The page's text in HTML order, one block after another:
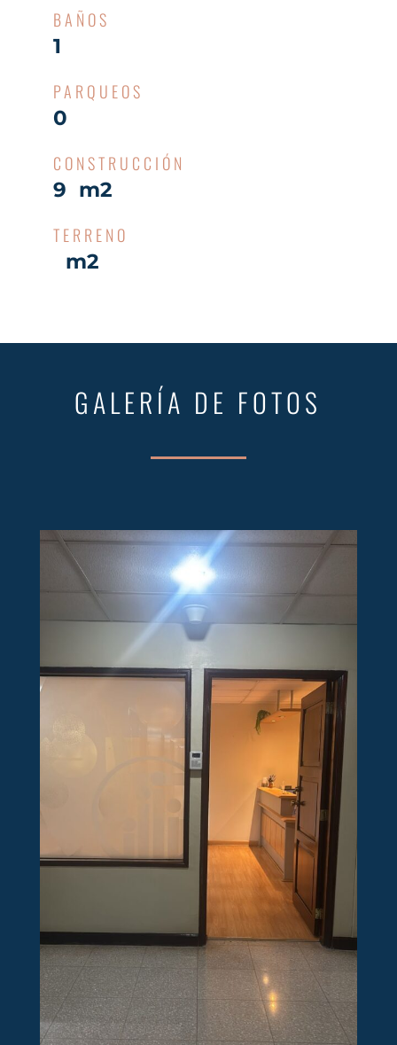
BAÑOS
1
PARQUEOS
0
CONSTRUCCIÓN
9 m2
TERRENO
m2
GALERÍA DE FOTOS